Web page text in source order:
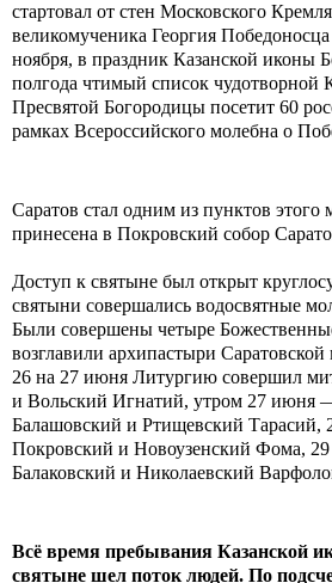
стартовал от стен Московского
великомученика Георгия
ноября, в праздник Казанской иконы
полгода чтимый список чудотворной
Пресвятой Богородицы посетит 60
рамках Всероссийского молебна о
Саратов стал одним из пунктов
принесена в Покровский собор
Доступ к святыне был открыт
святыни совершались водосвятные
Были совершены четыре
возглавили архипастыри
26 на 27 июня Литургию совершил
и Вольский Игнатий, утром 27 июня
Балашовский и Ртищевский
Покровский и Новоузенский Фома,
Балаковский и Николаевский
Всё время пребывания Казанской
святыне шел поток людей. По